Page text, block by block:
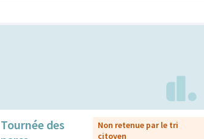
Tournée des
Non retenue par le tri
citoyen